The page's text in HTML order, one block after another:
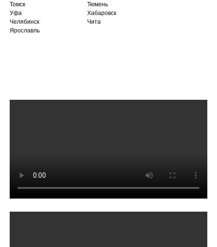
Томск
Тюмень
Уфа
Хабаровск
Челябинск
Чита
Ярославль